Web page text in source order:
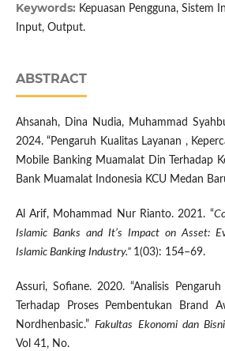
Keywords: Kepuasan Pengguna, Sistem
Input, Output.
ABSTRACT
Ahsanah, Dina Nudia, Muhammad
2024. “Pengaruh Kualitas Layanan ,
Mobile Banking Muamalat Din Terhadap
Bank Muamalat Indonesia KCU Medan
Al Arif, Mohammad Nur Rianto. 2021. “
Islamic Banks and It’s Impact on Asset:
Islamic Banking Industry.” 1(03): 154–69.
Assuri, Sofiane. 2020. “Analisis
Terhadap Proses Pembentukan Brand
Nordhenbasic.”Fakultas Ekonomi dan
Vol 41, No.